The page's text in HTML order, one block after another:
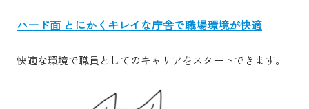
ハード面 とにかくキレイな庁舎で職場環境が快適
快適な環境で職員としてのキャリアをスタートできます。